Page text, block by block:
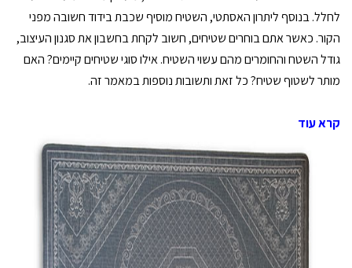
לחלל. בנוסף ליתרון האסתטי, השטיח מוסיף שכבת בידוד חשובה מפני
הקור. כאשר אתם בוחרים שטיחים, חשוב לקחת בחשבון את סגנון העיצוב,
גודל השטח והחומרים מהם עשוי השטיח. אילו סוגי שטיחים קיימים? האם
מותר לשטוף שטיח? כל זאת ותשובות נוספות במאמר זה.
קרא עוד